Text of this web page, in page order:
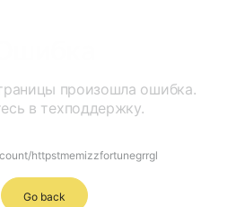
произошла ошибка.
в техподдержку.
httpstmemizzfortunegrrgl
Go back